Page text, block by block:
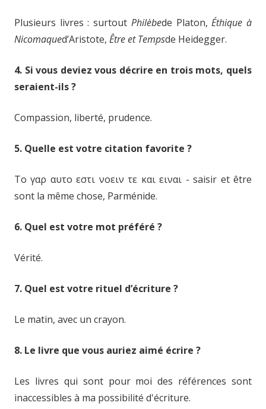
Plusieurs livres : surtout Philèbede Platon,Éthique à
Nicomaqued’Aristote, Être et Tempsde Heidegger.
4. Si vous deviez vous décrire en trois mots, quels
seraient-ils ?
Compassion, liberté, prudence.
5. Quelle est votre citation favorite ?
Το γαρ αυτο εστι νοειν τε και ειναι - saisir et être
sont la même chose, Parménide.
6. Quel est votre mot préféré ?
Vérité.
7. Quel est votre rituel d’écriture ?
Le matin, avec un crayon.
8. Le livre que vous auriez aimé écrire ?
Les livres qui sont pour moi des références sont
inaccessibles à ma possibilité d'écriture.